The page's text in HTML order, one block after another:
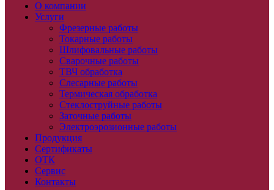
О компании
Услуги
Фрезерные работы
Токарные работы
Шлифовальные работы
Сварочные работы
ТВЧ обработка
Слесарные работы
Термическая обработка
Стеклоструйные работы
Заточные работы
Электроэрозионные работы
Продукция
Сертификаты
ОТК
Сервис
Контакты